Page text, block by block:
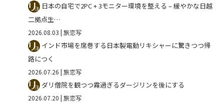
日本の自宅で2PC + 3モニター環境を整える – 緩やかな日越
二拠点生…
2026.08.03 | 旅恋写
インド市場を席巻する日本製電動リキシャーに驚きつつ帰
路につく
2026.07.26 | 旅恋写
ダリ僧院を観つつ霧過ぎるダージリンを後にする
2026.07.20 | 旅恋写